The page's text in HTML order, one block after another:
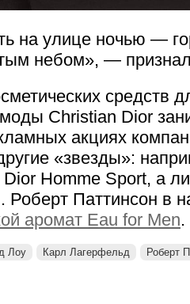
на улице ночью —
небом», —
средств
Christian Dior
акциях
«звезды»:
Homme Sport, а
Паттинсон в
аромат Eau for Men.
Лоу Карл Лагерфельд Роберт